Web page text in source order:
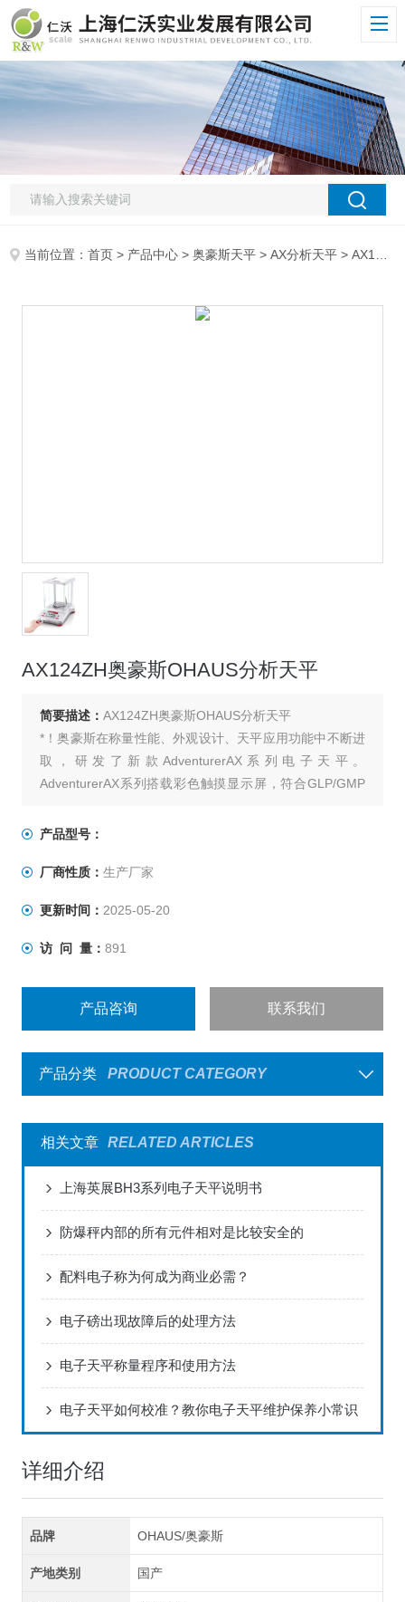
当前位置：首页 > 产品中心 >奥豪斯天平 >AX分析天平 > AX124ZH奥豪斯OHAUS分析天平
AX124ZH奥豪斯OHAUS分析天平
简要描述： AX124ZH奥豪斯OHAUS分析天平
*！奥豪斯在称量性能、外观设计、天平应用功能中不断进
取，研发了新款AdventurerAX系列电子天平。
AdventurerAX系列搭载彩色触摸显示屏，符合GLP/GMP
满足实验室所有称量需求。Adventurer AX系列是同等级别
产品型号：
厂商性质： 生产厂家
更新时间： 2025-05-20
访 问 量： 891
产品咨询 联系我们
产品分类 PRODUCT CATEGORY
相关文章 RELATED ARTICLES
上海英展BH3系列电子天平说明书
防爆秤内部的所有元件相对是比较安全的
配料电子称为何成为商业必需？
电子磅出现故障后的处理方法
电子天平称量程序和使用方法
电子天平如何校准？教你电子天平维护保养小常识
详细介绍
品牌 OHAUS/奥豪斯
产地类别 国产